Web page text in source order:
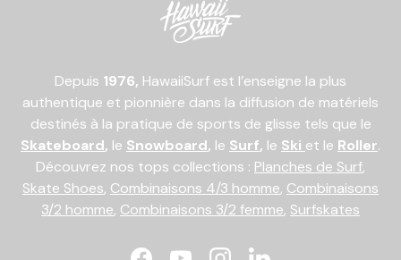
Depuis 1976, HawaiiSurf est l’enseigne la plus
authentique et pionnière dans la diffusion de matériels
destinés à la pratique de sports de glisse tels que le
Skateboard, le Snowboard, le Surf, le Ski et le Roller.
Découvrez nos tops collections : Planches de Surf,
Skate Shoes, Combinaisons 4/3 homme, Combinaisons
3/2 homme, Combinaisons 3/2 femme, Surfskates